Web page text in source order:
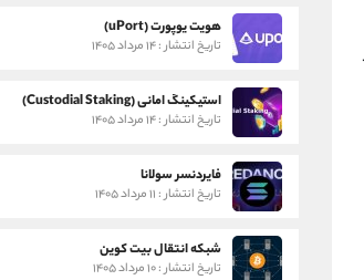
هویت یوپورت (uPort)
تاریخ انتشار : ۱۴ مرداد ۱۴۰۵
استیکینگ امانی (Custodial Staking)
تاریخ انتشار : ۱۴ مرداد ۱۴۰۵
فایردنسر سولانا
تاریخ انتشار : ۱۱ مرداد ۱۴۰۵
شبکه انتقال بیت کوین
تاریخ انتشار : ۱۰ مرداد ۱۴۰۵